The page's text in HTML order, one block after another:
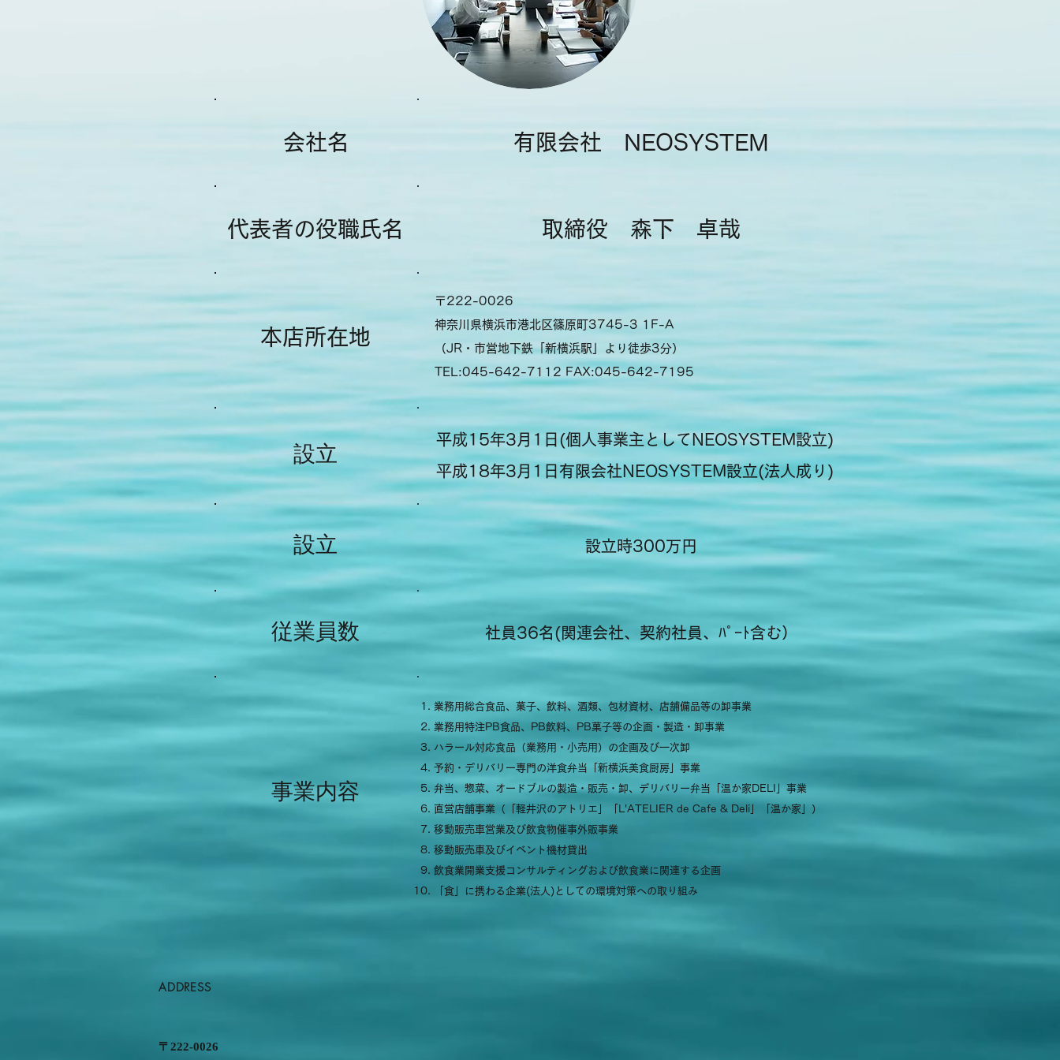
会社名 有限会社 NEOSYSTEM
代表者の役職氏名 取締役 森下 卓哉
本店所在地
〒222-0026
神奈川県横浜市港北区篠原町3745-3 1F-A
（JR・市営地下鉄「新横浜駅」より徒歩3分）
TEL:045-642-7112 FAX:045-642-7195
​設立
平成15年3月1日(個人事業主としてNEOSYSTEM設立)
平成18年3月1日有限会社NEOSYSTEM設立(法人成り)
​設立 設立時300万円
従業員数 社員36名(関連会社、契約社員、ﾊﾟｰﾄ含む）
事業内容
業務用総合食品、菓子、飲料、酒類、包材資材、店舗備品等の卸事業
業務用特注PB食品、PB飲料、PB菓子等の企画・製造・卸事業
ハラール対応食品（業務用・小売用）の企画及び一次卸
予約・デリバリー専門の洋食弁当「新横浜美食厨房」事業
弁当、惣菜、オードブルの製造・販売・卸、デリバリー弁当「温か家DELI」事業
直営店舗事業（「軽井沢のアトリエ」「L'ATELIER de Cafe & Deli」「温か家」）
移動販売車営業及び飲食物催事外販事業
移動販売車及びイベント機材貸出
飲食業開業支援コンサルティングおよび飲食業に関連する企画
「食」に携わる企業(法人)としての環境対策への取り組み
ADDRESS
〒222-0026